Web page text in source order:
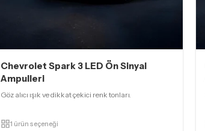
Chevrolet Spark 3 LED Ön Sinyal
Ampulleri
Göz alıcı ışık ve dikkat çekici renk tonları.
1 ürün seçeneği